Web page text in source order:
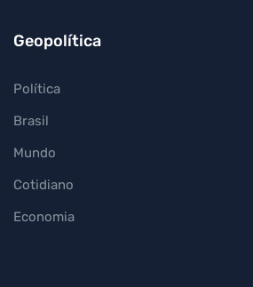
Geopolítica
Política
Brasil
Mundo
Cotidiano
Economia